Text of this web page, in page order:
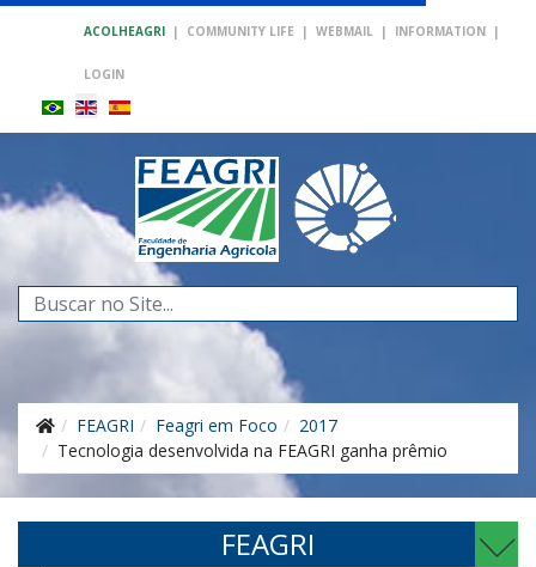
ACOLHEAGRI | COMMUNITY LIFE | WEBMAIL | INFORMATION |
LOGIN
Search
...
FEAGRI Feagri em Foco
2017
Tecnologia desenvolvida na FEAGRI ganha prêmio
FEAGRI